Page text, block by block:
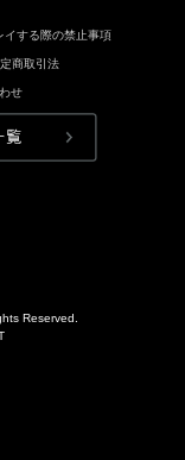
イする際の禁止事項
商取引法
せ
Reserved.